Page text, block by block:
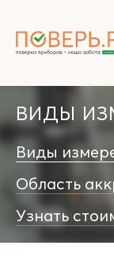
ВИДЫ
Виды
Область
Узнать